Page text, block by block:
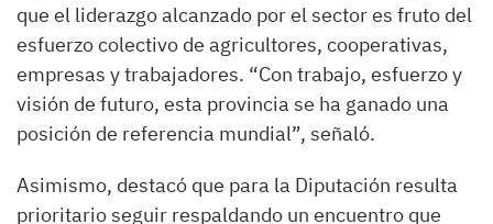
que el liderazgo alcanzado por el sector es fruto del
esfuerzo colectivo de agricultores, cooperativas,
empresas y trabajadores. “Con trabajo, esfuerzo y
visión de futuro, esta provincia se ha ganado una
posición de referencia mundial”, señaló.
Asimismo, destacó que para la Diputación resulta
prioritario seguir respaldando un encuentro que